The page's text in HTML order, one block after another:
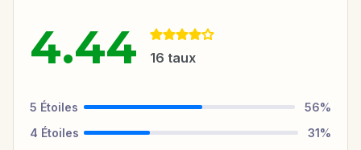
4.44 16 taux
5 Étoiles 56%
4 Étoiles 31%